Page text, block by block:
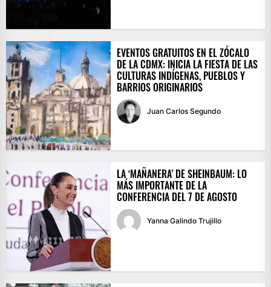
EVENTOS GRATUITOS EN EL ZÓCALO
DE LA CDMX: INICIA LA FIESTA DE LAS
CULTURAS INDÍGENAS, PUEBLOS Y
BARRIOS ORIGINARIOS
Juan Carlos Segundo
LA ‘MAÑANERA’ DE SHEINBAUM: LO
MÁS IMPORTANTE DE LA
CONFERENCIA DEL 7 DE AGOSTO
Yanna Galindo Trujillo